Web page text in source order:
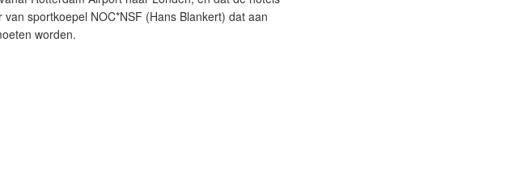
sportkoepel NOC*NSF (Hans Blankert) dat aan
worden.